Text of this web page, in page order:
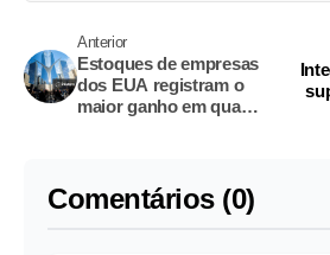
Anterior
Estoques de empresas
dos EUA registram o
maior ganho em quase
Comentários (0)